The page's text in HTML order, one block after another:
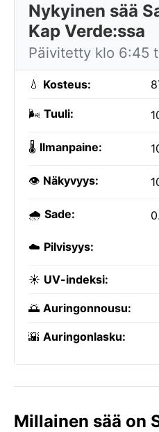
Nykyinen sää
Kap Verde:ssa
Päivitetty klo 6:45
💧 Kosteus:
🌬️ Tuuli:
🌡️ Ilmanpaine:
👁️ Näkyvyys:
🌧️ Sade:
☁️ Pilvisyys:
☀️ UV-indeksi:
🌅 Auringonnousu:
🌇 Auringonlasku:
Millainen sää on